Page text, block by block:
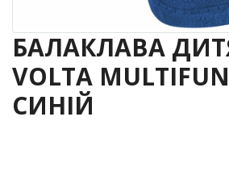
БАЛАКЛАВА
VOLTA
СИНІЙ